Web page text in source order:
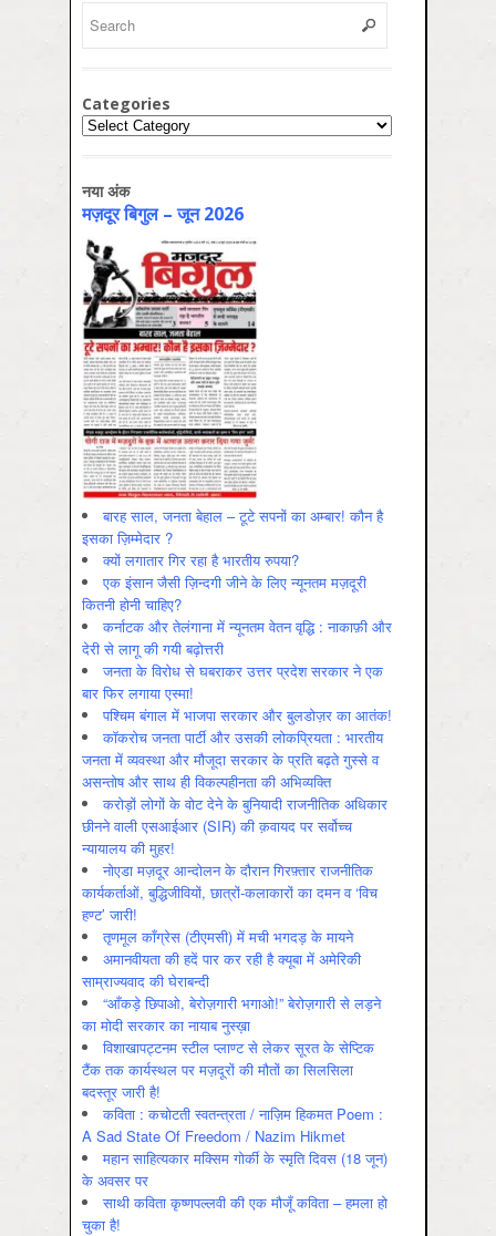
Categories
Categories
नया अंक
मज़दूर बिगुल – जून 2026
बारह साल, जनता बेहाल – टूटे सपनों का अम्बार! कौन है
इसका ज़िम्मेदार ?
क्यों लगातार गिर रहा है भारतीय रुपया?
एक इंसान जैसी ज़िन्दगी जीने के लिए न्यूनतम मज़दूरी
कितनी होनी चाहिए?
कर्नाटक और तेलंगाना में न्यूनतम वेतन वृद्धि : नाकाफ़ी और
देरी से लागू की गयी बढ़ोत्तरी
जनता के विरोध से घबराकर उत्तर प्रदेश सरकार ने एक
बार फिर लगाया एस्मा!
पश्चिम बंगाल में भाजपा सरकार और बुलडोज़र का आतंक!
कॉकरोच जनता पार्टी और उसकी लोकप्रियता : भारतीय
जनता में व्‍यवस्‍था और मौजूदा सरकार के प्रति बढ़ते गुस्‍से व
असन्‍तोष और साथ ही विकल्‍पहीनता की अभिव्‍यक्ति
करोड़ों लोगों के वोट देने के बुनियादी राजनीतिक अधिकार
छीनने वाली एसआईआर (SIR) की क़वायद पर सर्वोच्च
न्यायालय की मुहर!
नोएडा मज़दूर आन्दोलन के दौरान गिरफ़्तार राजनीतिक
कार्यकर्ताओं, बुद्धिजीवियों, छात्रों-कलाकारों का दमन व ‘विच
हण्ट’ जारी!
तृणमूल काँग्रेस (टीएमसी) में मची भगदड़ के मायने
अमानवीयता की हदें पार कर रही है क्यूबा में अमेरिकी
साम्राज्यवाद की घेराबन्दी
“आँकड़े छिपाओ, बेरोज़गारी भगाओ!” बेरोज़गारी से लड़ने
का मोदी सरकार का नायाब नुस्ख़ा
विशाखापट्टनम स्टील प्लाण्ट से लेकर सूरत के सेप्टिक
टैंक तक कार्यस्थल पर मज़दूरों की मौतों का सिलसिला
बदस्तूर जारी है!
कविता : कचोटती स्वतन्त्रता / नाज़िम हिकमत Poem :
A Sad State Of Freedom / Nazim Hikmet
महान साहित्यकार मक्सिम गोर्की के स्मृति दिवस (18 जून)
के अवसर पर
साथी कविता कृष्णपल्लवी की एक मौजूँ कविता – हमला हो
चुका है!